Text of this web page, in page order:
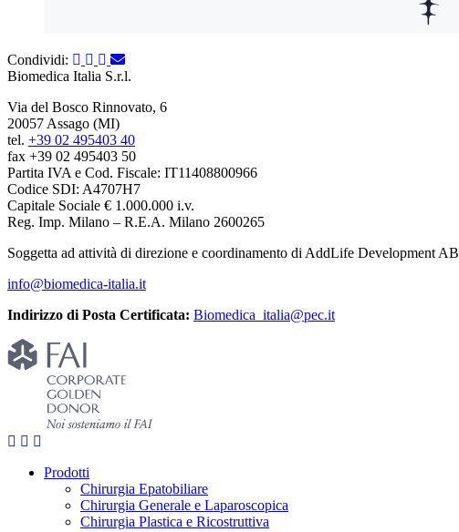
Condividi:
Biomedica Italia S.r.l.
Via del Bosco Rinnovato, 6
20057 Assago (MI)
tel. +39 02 495403 40
fax +39 02 495403 50
Partita IVA e Cod. Fiscale: IT11408800966
Codice SDI: A4707H7
Capitale Sociale € 1.000.000 i.v.
Reg. Imp. Milano – R.E.A. Milano 2600265
Soggetta ad attività di direzione e coordinamento di AddLife Development AB
info@biomedica-italia.it
Indirizzo di Posta Certificata: Biomedica_italia@pec.it
Prodotti
Chirurgia Epatobiliare
Chirurgia Generale e Laparoscopica
Chirurgia Plastica e Ricostruttiva